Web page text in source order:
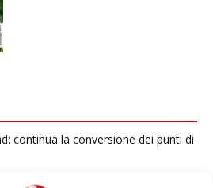
continua la conversione dei punti di